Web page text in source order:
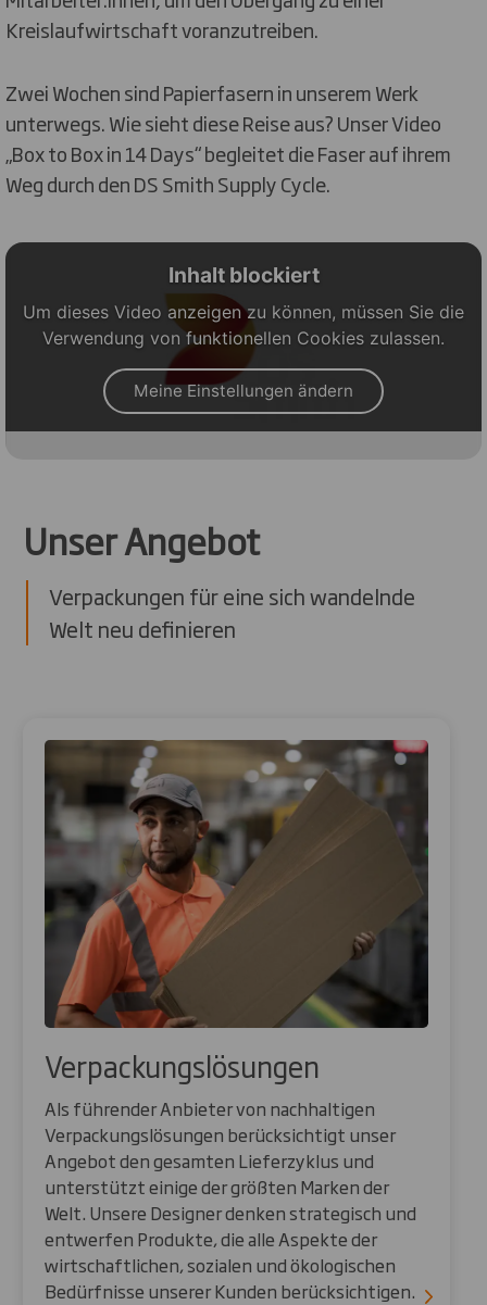
Kreislaufwirtschaft voranzutreiben.
Zwei Wochen sind Papierfasern in unserem Werk
unterwegs. Wie sieht diese Reise aus? Unser Video
„Box to Box in 14 Days“ begleitet die Faser auf ihrem
Weg durch den DS Smith Supply Cycle.
Inhalt blockiert
Um dieses Video anzeigen zu können, müssen Sie die
Verwendung von funktionellen Cookies zulassen.
Meine Einstellungen ändern
Unser Angebot
Verpackungen für eine sich wandelnde
Welt neu definieren
Verpackungslösungen
Als führender Anbieter von nachhaltigen
Verpackungslösungen berücksichtigt unser
Angebot den gesamten Lieferzyklus und
unterstützt einige der größten Marken der
Welt. Unsere Designer denken strategisch und
entwerfen Produkte, die alle Aspekte der
wirtschaftlichen, sozialen und ökologischen
Bedürfnisse unserer Kunden berücksichtigen.